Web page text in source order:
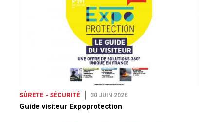
SÛRETE - SÉCURITÉ 30 JUIN 2026
Guide visiteur Expoprotection